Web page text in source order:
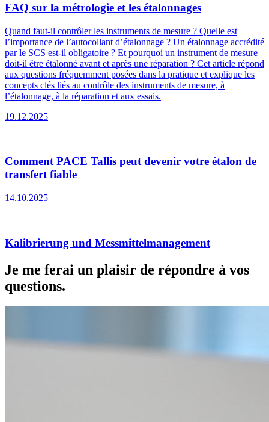
FAQ sur la métrologie et les étalonnages
Quand faut-il contrôler les instruments de mesure ? Quelle est
l’importance de l’autocollant d’étalonnage ? Un étalonnage accrédité
par le SCS est-il obligatoire ? Et pourquoi un instrument de mesure
doit-il être étalonné avant et après une réparation ? Cet article répond
aux questions fréquemment posées dans la pratique et explique les
concepts clés liés au contrôle des instruments de mesure, à
l’étalonnage, à la réparation et aux essais.
19.12.2025
Comment PACE Tallis peut devenir votre étalon de
transfert fiable
14.10.2025
Kalibrierung und Messmittelmanagement
Je me ferai un plaisir de répondre à vos
questions.